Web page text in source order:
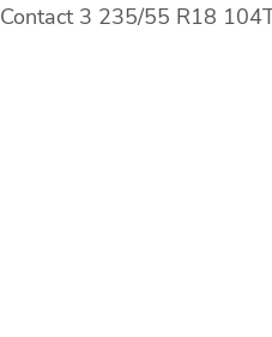
3 235/55 R18